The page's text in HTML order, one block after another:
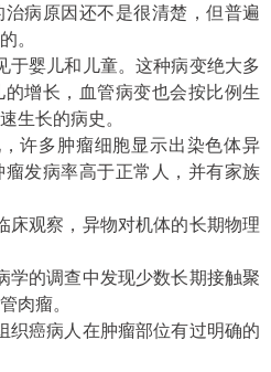
病原因还不是很清楚，但普遍
。
于婴儿和儿童。这种病变绝大多
增长，血管病变也会按比例生
生长的病史。
许多肿瘤细胞显示出染色体异
发病率高于正常人，并有家族
床观察，异物对机体的长期物理
学的调查中发现少数长期接触聚
肉瘤。
织癌病人在肿瘤部位有过明确的